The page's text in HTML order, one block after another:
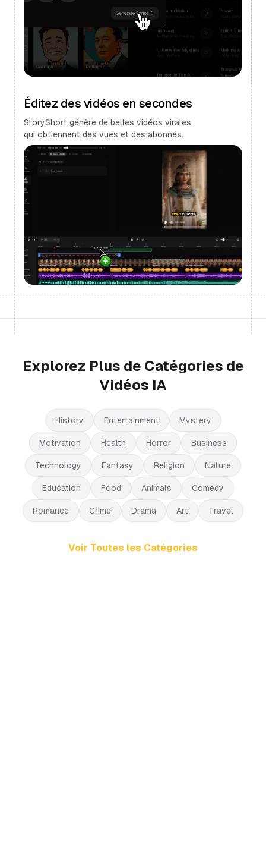
Éditez des vidéos en secondes
StoryShort génère de belles vidéos virales
qui obtiennent des vues et des abonnés.
Explorez Plus de Catégories de
Vidéos IA
History Entertainment Mystery
Motivation Health Horror Business
Technology Fantasy Religion Nature
Education Food Animals Comedy
Romance Crime Drama Art Travel
Voir Toutes les Catégories